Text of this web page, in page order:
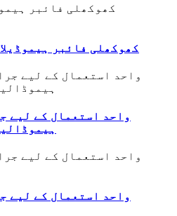
کھوکھلی فائبر
واحد استعمال کے لیے
واحد استعمال کے لیے